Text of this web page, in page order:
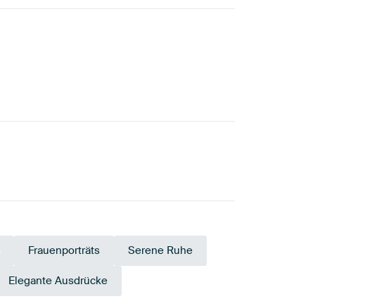
Frauenporträts Serene Ruhe
Elegante Ausdrücke